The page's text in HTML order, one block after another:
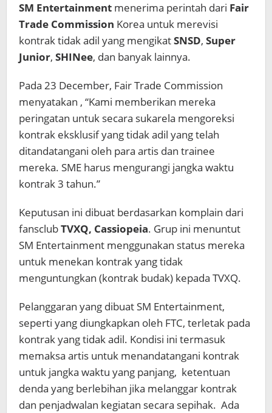
SM Entertainment menerima perintah dari Fair
Trade Commission Korea untuk merevisi
kontrak tidak adil yang mengikatSNSD, Super
Junior, SHINee, dan banyak lainnya.
Pada 23 December, Fair Trade Commission
menyatakan , “Kami memberikan mereka
peringatan untuk secara sukarela mengoreksi
kontrak eksklusif yang tidak adil yang telah
ditandatangani oleh para artis dan trainee
mereka. SME harus mengurangi jangka waktu
kontrak 3 tahun.”
Keputusan ini dibuat berdasarkan komplain dari
fansclubTVXQ, Cassiopeia. Grup ini menuntut
SM Entertainment menggunakan status mereka
untuk menekan kontrak yang tidak
menguntungkan (kontrak budak) kepada TVXQ.
Pelanggaran yang dibuat SM Entertainment,
seperti yang diungkapkan oleh FTC, terletak pada
kontrak yang tidak adil. Kondisi ini termasuk
memaksa artis untuk menandatangani kontrak
untuk jangka waktu yang panjang, ketentuan
denda yang berlebihan jika melanggar kontrak
dan penjadwalan kegiatan secara sepihak. Ada